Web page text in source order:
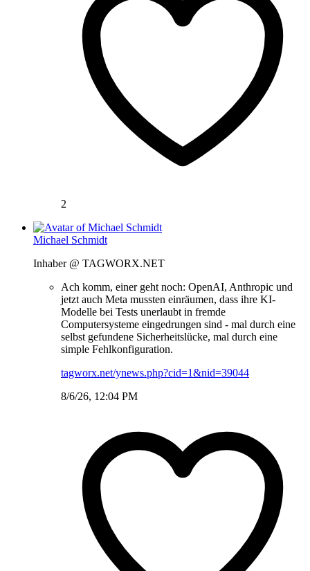
2
Michael Schmidt
Inhaber @ TAGWORX.NET
Ach komm, einer geht noch: OpenAI, Anthropic und
jetzt auch Meta mussten einräumen, dass ihre KI-
Modelle bei Tests unerlaubt in fremde
Computersysteme eingedrungen sind - mal durch eine
selbst gefundene Sicherheitslücke, mal durch eine
simple Fehlkonfiguration.
tagworx.net/ynews.php?cid=1&nid=39044
8/6/26, 12:04 PM